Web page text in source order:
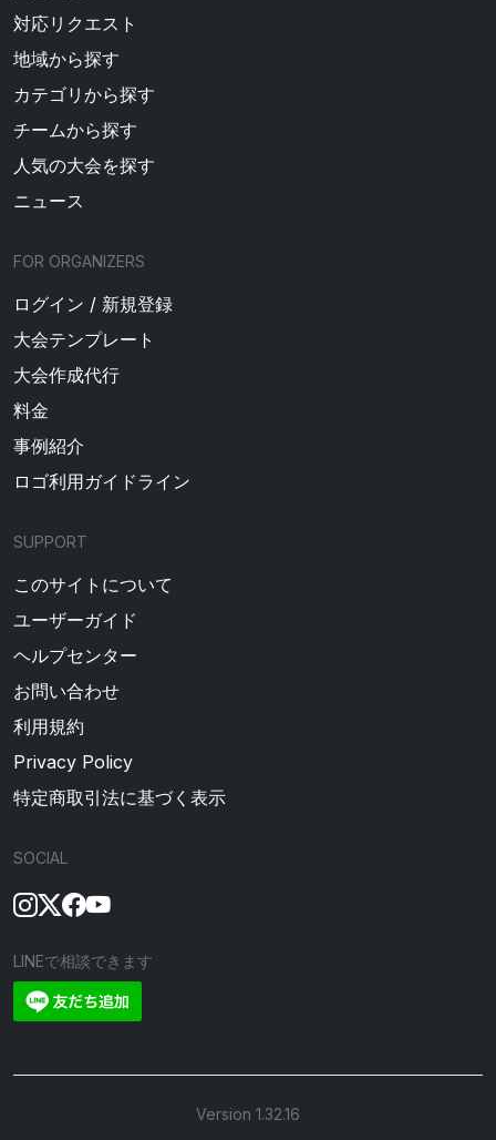
対応リクエスト
地域から探す
カテゴリから探す
チームから探す
人気の大会を探す
ニュース
FOR ORGANIZERS
ログイン / 新規登録
大会テンプレート
大会作成代行
料金
事例紹介
ロゴ利用ガイドライン
SUPPORT
このサイトについて
ユーザーガイド
ヘルプセンター
お問い合わせ
利用規約
Privacy Policy
特定商取引法に基づく表示
SOCIAL
LINEで相談できます
Version 1.32.16